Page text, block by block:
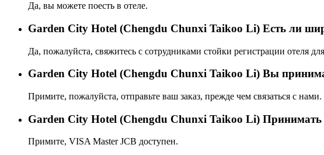
Да, вы можете поесть в отеле.
Garden City Hotel (Chengdu Chunxi Taikoo Li) Есть ли
Да, пожалуйста, свяжитесь с сотрудниками стойки регистрации отеля
Garden City Hotel (Chengdu Chunxi Taikoo Li) Вы
Примите, пожалуйста, отправьте ваш заказ, прежде чем связаться с нами.
Garden City Hotel (Chengdu Chunxi Taikoo Li) Принимать
Примите, VISA Master JCB доступен.